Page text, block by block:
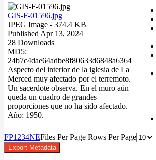
GIS-F-01596.jpg
JPEG Image - 374.4 KB
Published Apr 13, 2024
28 Downloads
MD5:
24b7c4dae64adbe8f80633d6848a6364
Aspecto del interior de la iglesia de La
Merced muy afectado por el terremoto.
Un sacerdote observa. En el muro aún
queda un cuadro de grandes
proporciones que no ha sido afectado.
Año: 1950.
FP1 234NEFiles Per Page Rows Per Page
Export Metadata